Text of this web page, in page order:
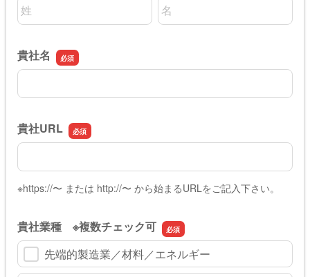
名前の姓
名前の名
貴社名
貴社名
貴社URL
貴社URL
※https://〜 または http://〜 から始まるURLをご記入下さい。
貴社業種 ※複数チェック可
先端的製造業／材料／エネルギー